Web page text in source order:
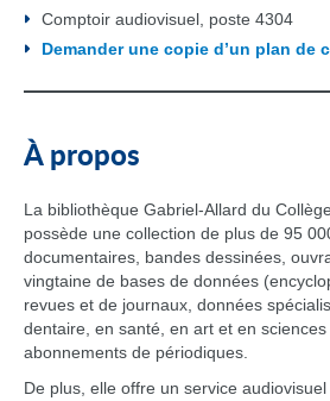
Comptoir audiovisuel, poste 4304
Demander une copie d’un plan de
À propos
La bibliothèque Gabriel-Allard du
possède une collection de plus de 95
documentaires, bandes dessinées,
vingtaine de bases de données
revues et de journaux, données
dentaire, en santé, en art et en
abonnements de périodiques.
De plus, elle offre un service